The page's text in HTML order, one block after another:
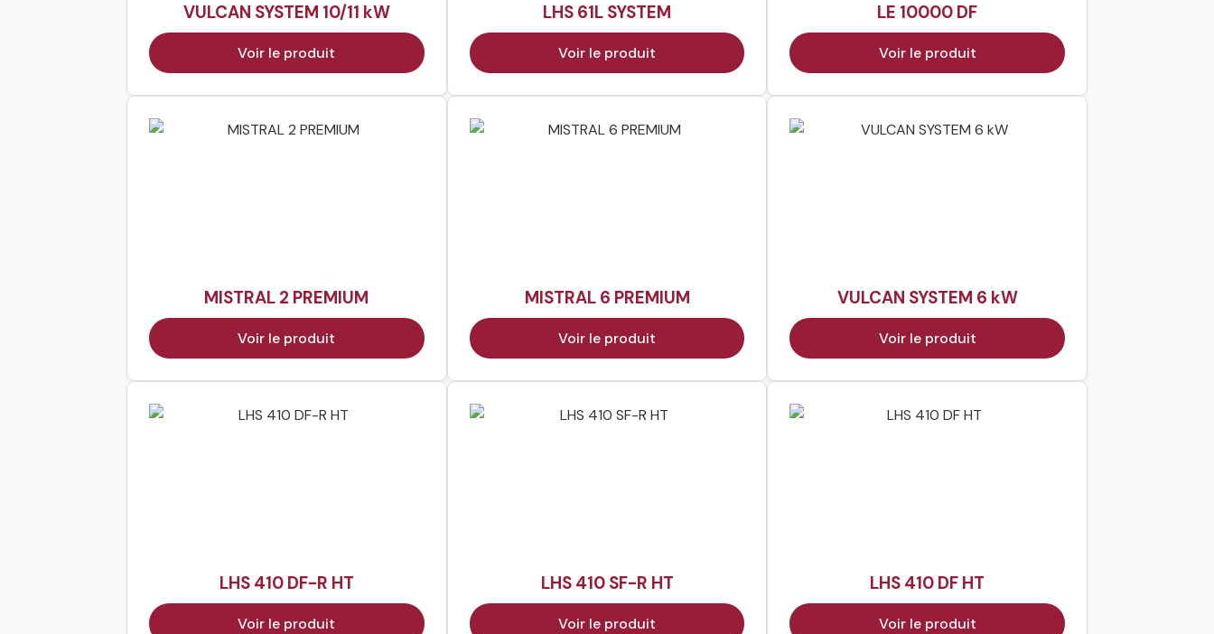
VULCAN SYSTEM 10/11 kW
Voir le produit
LHS 61L SYSTEM
Voir le produit
LE 10000 DF
Voir le produit
MISTRAL 2 PREMIUM
Voir le produit
MISTRAL 6 PREMIUM
Voir le produit
VULCAN SYSTEM 6 kW
Voir le produit
LHS 410 DF-R HT
Voir le produit
LHS 410 SF-R HT
Voir le produit
LHS 410 DF HT
Voir le produit